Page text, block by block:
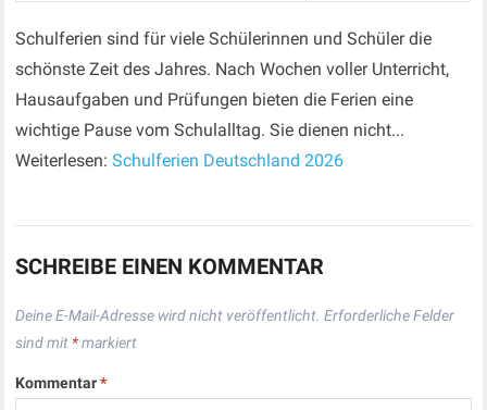
Schulferien sind für viele Schülerinnen und Schüler die
schönste Zeit des Jahres. Nach Wochen voller Unterricht,
Hausaufgaben und Prüfungen bieten die Ferien eine
wichtige Pause vom Schulalltag. Sie dienen nicht...
Weiterlesen:Schulferien Deutschland 2026
SCHREIBE EINEN KOMMENTAR
Deine E-Mail-Adresse wird nicht veröffentlicht. Erforderliche Felder
sind mit *markiert
Kommentar*